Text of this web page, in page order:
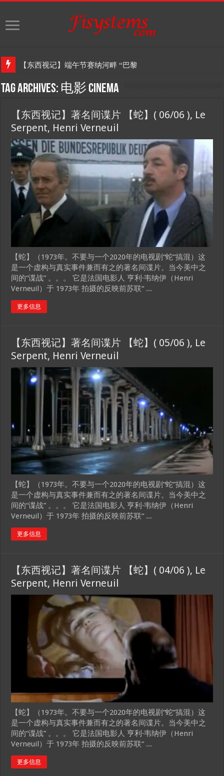
【东西视记】端午节赛纳河畔 “巴黎阳光艺术团”演出舞蹈
Tag Archives: 电影 Cinema
【东西视记】著名间谍片 【蛇】( 06/06 ), Le
Serpent, Henri Verneuil
【蛇】（1973年。不要与一个2020年的电视剧“蛇”搞混）这
是一个虚构与真实事件兼而有之的著名间谍片。当今美中之
间的“谍战” 。。。 它是法国电影人 亨利·韦纳伊（Henri
Verneuil）于 1973年 拍摄的反映前苏联“ ...
更多信息
【东西视记】著名间谍片 【蛇】( 05/06 ), Le
Serpent, Henri Verneuil
【蛇】（1973年。不要与一个2020年的电视剧“蛇”搞混）这
是一个虚构与真实事件兼而有之的著名间谍片。当今美中之
间的“谍战” 。。。 它是法国电影人 亨利·韦纳伊（Henri
Verneuil）于 1973年 拍摄的反映前苏联“ ...
更多信息
【东西视记】著名间谍片 【蛇】( 04/06 ), Le
Serpent, Henri Verneuil
【蛇】（1973年。不要与一个2020年的电视剧“蛇”搞混）这
是一个虚构与真实事件兼而有之的著名间谍片。当今美中之
间的“谍战” 。。。 它是法国电影人 亨利·韦纳伊（Henri
Verneuil）于 1973年 拍摄的反映前苏联“ ...
更多信息